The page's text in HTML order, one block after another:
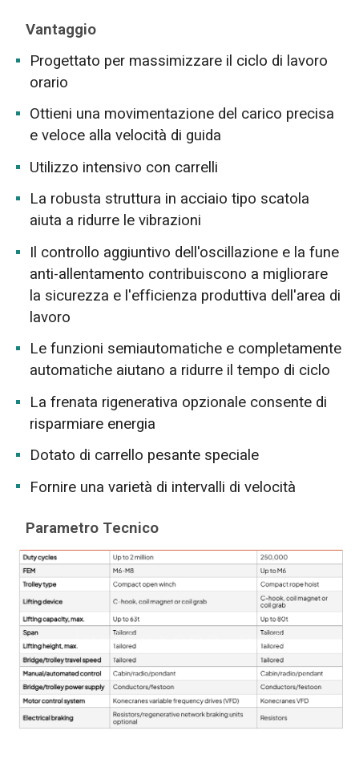
Vantaggio
Progettato per massimizzare il ciclo di lavoro
orario
Ottieni una movimentazione del carico precisa
e veloce alla velocità di guida
Utilizzo intensivo con carrelli
La robusta struttura in acciaio tipo scatola
aiuta a ridurre le vibrazioni
Il controllo aggiuntivo dell'oscillazione e la fune
anti-allentamento contribuiscono a migliorare
la sicurezza e l'efficienza produttiva dell'area di
lavoro
Le funzioni semiautomatiche e completamente
automatiche aiutano a ridurre il tempo di ciclo
La frenata rigenerativa opzionale consente di
risparmiare energia
Dotato di carrello pesante speciale
Fornire una varietà di intervalli di velocità
Parametro Tecnico